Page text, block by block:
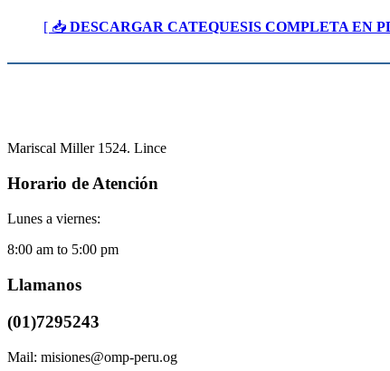
[ 📥 DESCARGAR CATEQUESIS COMPLETA EN
Mariscal Miller 1524. Lince
Horario de Atención
Lunes a viernes:
8:00 am to 5:00 pm
Llamanos
(01)7295243
Mail: misiones@omp-peru.og